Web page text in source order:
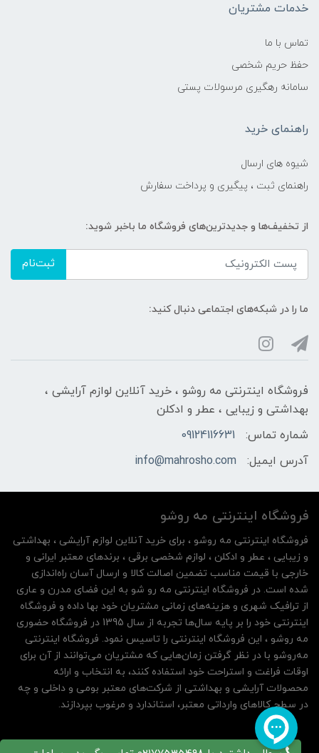
خدمات مشتریان
تماس با ما
حفظ حریم شخصی
سامانه رهگیری مرسولات پستی
راهنمای خرید
شیوه های ارسال
راهنمای ثبت ، پیگیری و پرداخت سفارش
از تخفیف‌ها و جدیدترین‌های فروشگاه ما باخبر شوید:
ثبت‌نام
ما را در شبکه‌های اجتماعی دنبال کنید:
فروشگاه اینترنتی مه‌ رو‌شو ، خرید آنلاین لوازم آرایشی ،
بهداشتی و زیبایی ، عطر و ادکلن
شماره تماس:
09124116631
آدرس ایمیل:
info@mahrosho.com
فروشگاه اینترنتی مه‌ رو‌شو
فروشگاه اینترنتی مه‌ رو‌شو ، برای خرید آنلاین لوازم آرایشی ، بهداشتی
و زیبایی ، عطر و ادکلن ، لوازم شخصی برقی ، برندهای معتبر ایرانی و
خارجی با قیمت مناسب تضمین اصالت کالا و ارسال آسان راه‌اندازی
شده است. در فروشگاه اینترنتی مه رو شو به این فضای مدرن و عاری
از ترافیک شهری و هزینه‌های زمانی مشتریان خود بها داده و فروشگاه
اینترنتی خود را بر پایه سال‌ها تجربه از سال 1395 در فروشگاه حضوری
مه روشو ، این فروشگاه اینترنتی را تاسیس نمود. فروشگاه اینترنتی
مه‌رو‌شو با در نظر گرفتن زمان‌هایی که مشتریان می‌توانند از آن‌ برای
اوقات فراغت و استراحت خود استفاده کنند، به انتخاب و ارائه
محصولات آرایشی و بهداشتی از شرکت‌های معتبر بومی و داخلی و چه
در سطح کالاهای وارداتی معتبر، استاندارد و مرغوب بپردازند.